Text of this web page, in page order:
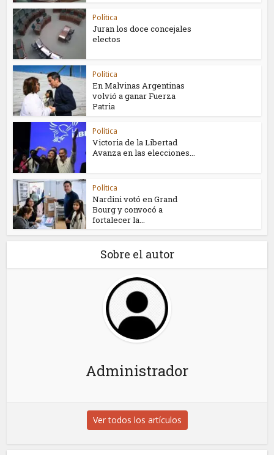
Política
Juran los doce concejales
electos
Política
En Malvinas Argentinas
volvió a ganar Fuerza
Patria
Política
Victoria de la Libertad
Avanza en las elecciones...
Política
Nardini votó en Grand
Bourg y convocó a
fortalecer la...
Sobre el autor
Administrador
Ver todos los artículos